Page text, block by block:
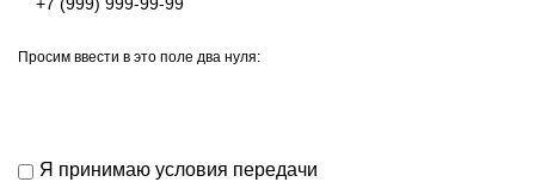
Просим ввести в это поле два нуля:
Я принимаю условия передачи